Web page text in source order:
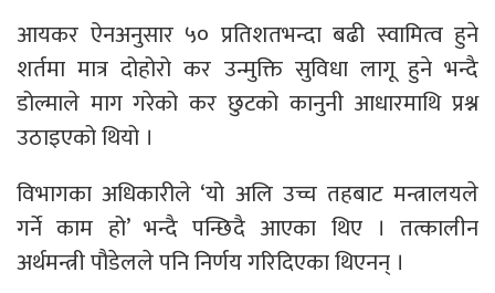
आयकर ऐनअनुसार ५० प्रतिशतभन्दा बढी स्वामित्व हुने
शर्तमा मात्र दोहोरो कर उन्मुक्ति सुविधा लागू हुने भन्दै
डोल्माले माग गरेको कर छुटको कानुनी आधारमाथि प्रश्न
उठाइएको थियो ।
विभागका अधिकारीले ‘यो अलि उच्च तहबाट मन्त्रालयले
गर्ने काम हो’ भन्दै पन्छिदै आएका थिए । तत्कालीन
अर्थमन्त्री पौडेलले पनि निर्णय गरिदिएका थिएनन् ।